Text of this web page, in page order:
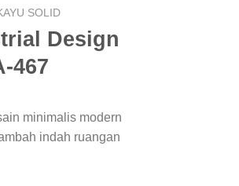
SOLID
Design
467
minimalis modern
indah ruangan